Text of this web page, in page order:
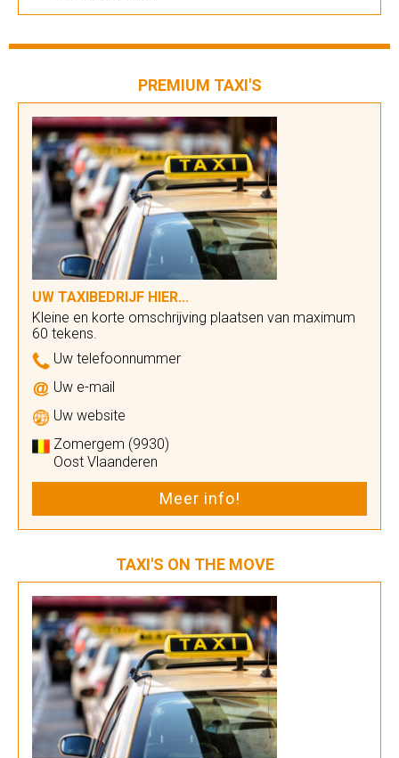
PREMIUM TAXI'S
UW TAXIBEDRIJF HIER...
Kleine en korte omschrijving plaatsen van maximum
60 tekens.
Uw telefoonnummer
Uw e-mail
Uw website
Zomergem (9930)
Oost Vlaanderen
Meer info!
TAXI'S ON THE MOVE